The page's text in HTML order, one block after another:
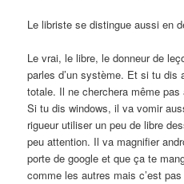
Le libriste se distingue aussi en
Le vrai, le libre, le donneur de
parles d’un système. Et si tu dis
totale. Il ne cherchera même
Si tu dis windows, il va vomir
rigueur utiliser un peu de libre
peu attention. Il va magnifier
porte de google et que ça te
comme les autres mais c’est